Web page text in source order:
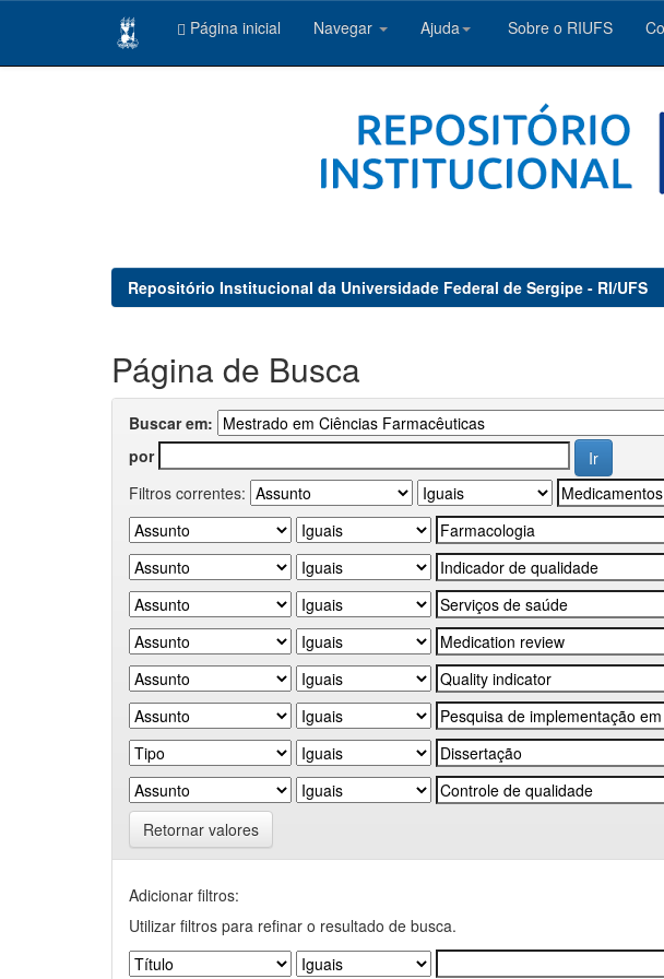
Página inicial Navegar Ajuda Sobre o RIUFS
Repositório Institucional da Universidade Federal de Sergipe - RI/UFS
Página de Busca
Buscar em:
por
Filtros correntes:
Retornar valores
Adicionar filtros:
Utilizar filtros para refinar o resultado de busca.